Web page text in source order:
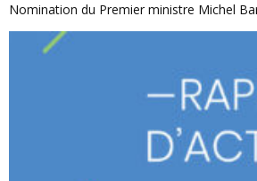
Nomination du Premier ministre Michel